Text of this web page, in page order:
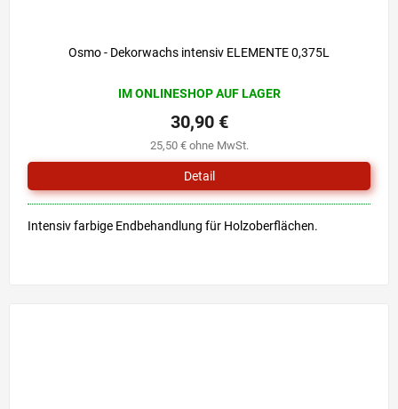
Osmo - Dekorwachs intensiv ELEMENTE 0,375L
IM ONLINESHOP AUF LAGER
25,50 € ohne MwSt.
30,90 €
Detail
Intensiv farbige Endbehandlung für Holzoberflächen.